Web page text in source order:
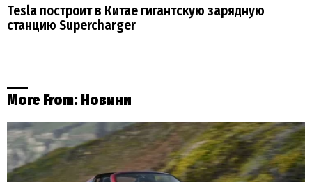
Tesla построит в Китае гигантскую зарядную
станцию Supercharger
More From: Новини